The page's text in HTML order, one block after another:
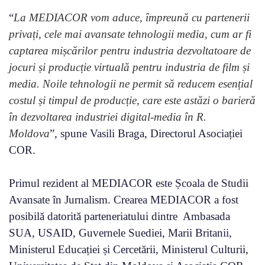
“La MEDIACOR vom aduce, împreună cu partenerii
privați, cele mai avansate tehnologii media, cum ar fi
captarea mișcărilor pentru industria dezvoltatoare de
jocuri și producție virtuală pentru industria de film și
media. Noile tehnologii ne permit să reducem esențial
costul și timpul de producție, care este astăzi o barieră
în dezvoltarea industriei digital-media în R.
Moldova”, spune Vasili Braga, Directorul Asociației
COR.
Primul rezident al MEDIACOR este Școala de Studii
Avansate în Jurnalism. Crearea MEDIACOR a fost
posibilă datorită parteneriatului dintre Ambasada
SUA, USAID, Guvernele Suediei, Marii Britanii,
Ministerul Educației și Cercetării, Ministerul Culturii,